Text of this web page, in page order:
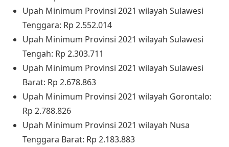
Upah Minimum Provinsi 2021 wilayah Sulawesi
Tenggara: Rp 2.552.014
Upah Minimum Provinsi 2021 wilayah Sulawesi
Tengah: Rp 2.303.711
Upah Minimum Provinsi 2021 wilayah Sulawesi
Barat: Rp 2.678.863
Upah Minimum Provinsi 2021 wilayah Gorontalo:
Rp 2.788.826
Upah Minimum Provinsi 2021 wilayah Nusa
Tenggara Barat: Rp 2.183.883